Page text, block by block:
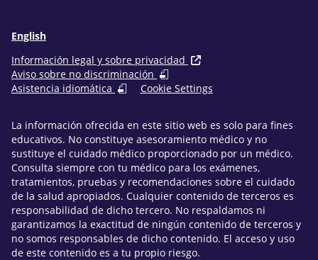
English
Información legal y sobre privacidad
Aviso sobre no discriminación
Asistencia idiomática
Cookie Settings
La información ofrecida en este sitio web es solo para fines
educativos. No constituye asesoramiento médico y no
sustituye el cuidado médico proporcionado por un médico.
Consulta siempre con tu médico para los exámenes,
tratamientos, pruebas y recomendaciones sobre el cuidado
de la salud apropiados. Cualquier contenido de terceros es
responsabilidad de dicho tercero. No respaldamos ni
garantizamos la exactitud de ningún contenido de terceros y
no somos responsables de dicho contenido. El acceso y uso
de este contenido es a tu propio riesgo.